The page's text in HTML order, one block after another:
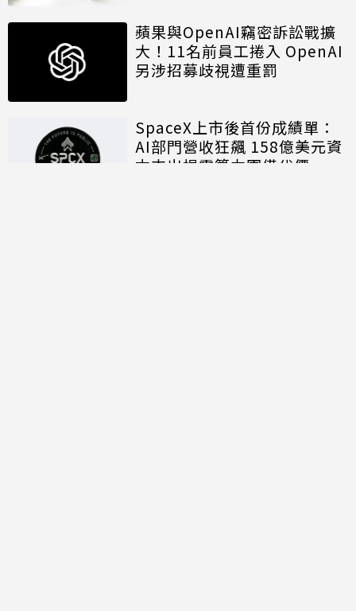
蘋果與OpenAI竊密訴訟戰擴
大！11名前員工捲入 OpenAI
另涉招募歧視遭重罰
SpaceX上市後首份成績單：
AI部門營收狂飆 158億美元資
本支出揭露算力軍備代價